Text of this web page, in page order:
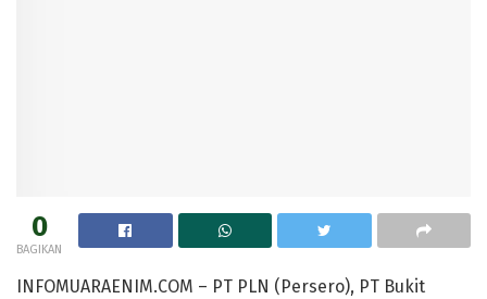
0
BAGIKAN
INFOMUARAENIM.COM – PT PLN (Persero), PT Bukit